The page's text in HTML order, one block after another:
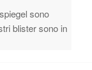
sono
blister sono in